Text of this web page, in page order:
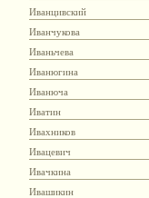
Иванцивский
Иванчукова
Иваньчева
Иванюгина
Иванюча
Иватин
Ивахников
Ивацевич
Ивачкина
Ивашикин